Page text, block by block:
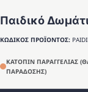
Παιδικό
ΚΩΔΙΚΟΣ ΠΡΟΪΟΝΤΟΣ:
ΚΑΤΟΠΙΝ ΠΑΡΑΓΓΕΛΙΑΣ
ΠΑΡΑΔΟΣΗΣ)